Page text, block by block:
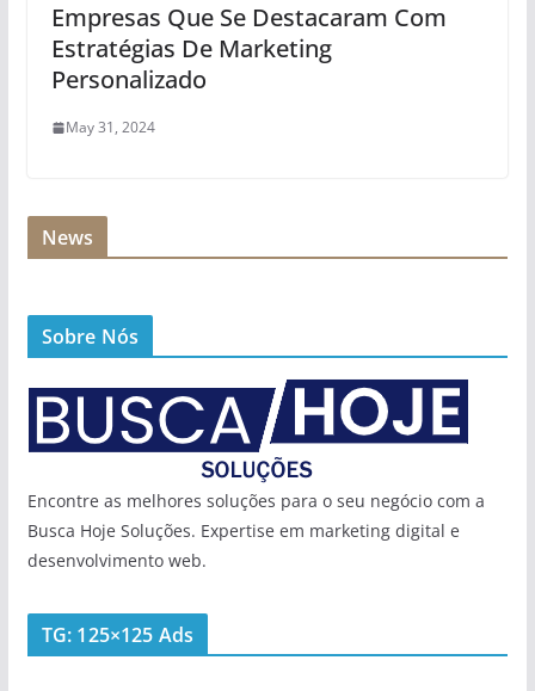
Empresas Que Se Destacaram Com
Estratégias De Marketing
Personalizado
May 31, 2024
News
Sobre Nós
Encontre as melhores soluções para o seu negócio com a
Busca Hoje Soluções. Expertise em marketing digital e
desenvolvimento web.
TG: 125×125 Ads